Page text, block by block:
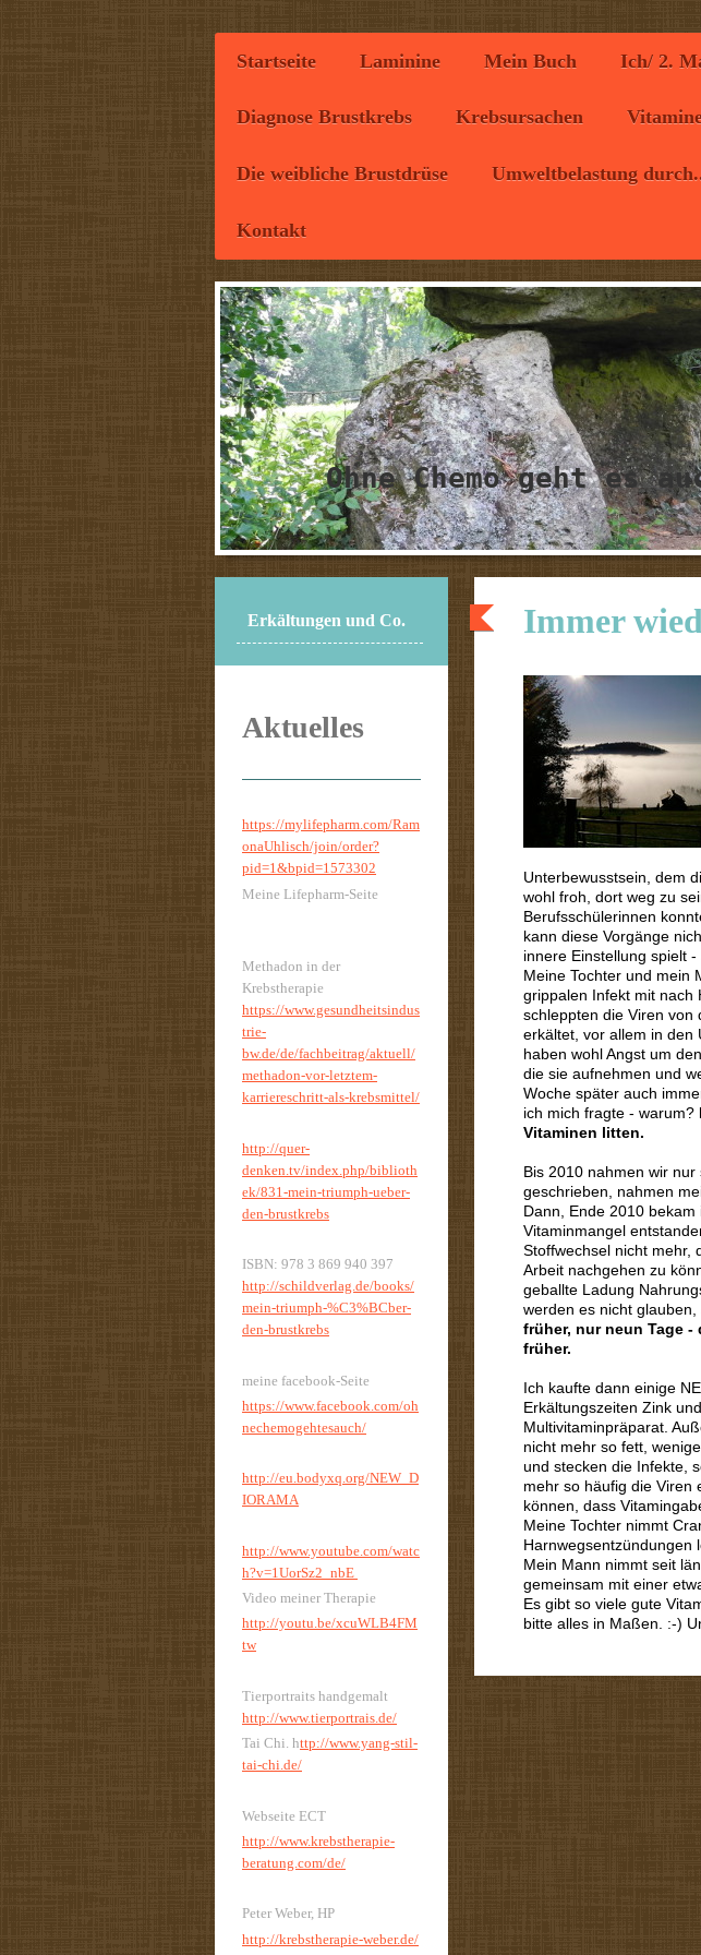
Startseite Laminine Mein Buch Ich/ 2.
Diagnose Brustkrebs Krebsursachen
Die weibliche Brustdrüse Umweltbelastung
Kontakt
Ohne Chemo geht es
Immer
Unterbewusstsein, dem
wohl froh, dort weg zu
Berufsschülerinnen
kann diese Vorgänge
innere Einstellung spielt
Meine Tochter und mein
grippalen Infekt mit nach
schleppten die Viren
erkältet, vor allem in den
haben wohl Angst um
die sie aufnehmen und
Woche später auch
ich mich fragte - warum?
Vitaminen litten.
Bis 2010 nahmen wir
geschrieben, nahmen
Dann, Ende 2010
Vitaminmangel
Stoffwechsel nicht mehr,
Arbeit nachgehen zu
geballte Ladung
werden es nicht glauben,
früher, nur neun Tage -
früher.
Ich kaufte dann einige
Erkältungszeiten Zink
Multivitaminpräparat.
nicht mehr so fett,
und stecken die Infekte,
mehr so häufig die Viren
können, dass
Meine Tochter nimmt
Harnwegsentzündungen
Mein Mann nimmt seit
gemeinsam mit einer
Es gibt so viele gute
bitte alles in Maßen. :-)
Erkältungen und Co.
Aktuelles
https://mylifepharm.com/Ram
onaUhlisch/join/order?
pid=1&bpid=1573302
Meine Lifepharm-Seite
Methadon in der
Krebstherapie
https://www.gesundheitsindus
trie-
bw.de/de/fachbeitrag/aktuell/
methadon-vor-letztem-
karriereschritt-als-krebsmittel/
http://quer-
denken.tv/index.php/biblioth
ek/831-mein-triumph-ueber-
den-brustkrebs
ISBN: 978 3 869 940 397
http://schildverlag.de/books/
mein-triumph-%C3%BCber-
den-brustkrebs
meine facebook-Seite
https://www.facebook.com/oh
nechemogehtesauch/
http://eu.bodyxq.org/NEW_D
IORAMA
http://www.youtube.com/watc
h?v=1UorSz2_nbE
Video meiner Therapie
http://youtu.be/xcuWLB4FM
tw
Tierportraits handgemalt
http://www.tierportrais.de/
Tai Chi. http://www.yang-stil-
tai-chi.de/
Webseite ECT
http://www.krebstherapie-
beratung.com/de/
Peter Weber, HP
http://krebstherapie-weber.de/